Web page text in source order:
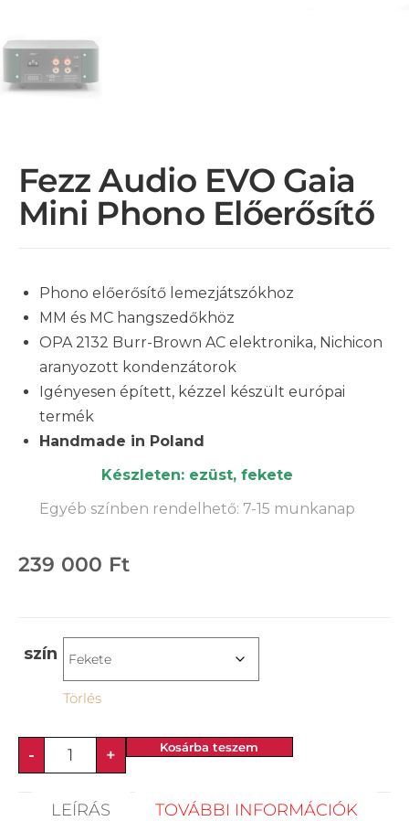
Fezz Audio EVO Gaia
Mini Phono Előerősítő
Phono előerősítő lemezjátszókhoz
MM és MC hangszedőkhöz
OPA 2132 Burr-Brown AC elektronika, Nichicon
aranyozott kondenzátorok
Igényesen épített, kézzel készült európai
termék
Handmade in Poland
Készleten: ezüst, fekete
Egyéb színben rendelhető: 7-15 munkanap
239 000 Ft
szín
Törlés
- + Kosárba teszem
LEÍRÁS TOVÁBBI INFORMÁCIÓK